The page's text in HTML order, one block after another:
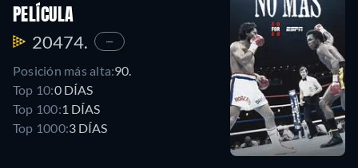
PELÍCULA
20474. —
Posición más alta:90.
Top 10:0 DÍAS
Top 100:1 DÍAS
Top 1000:3 DÍAS